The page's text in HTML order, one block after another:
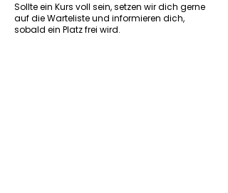
Sollte ein Kurs voll sein, setzen wir dich gerne
auf die Warteliste und informieren dich,
sobald ein Platz frei wird.